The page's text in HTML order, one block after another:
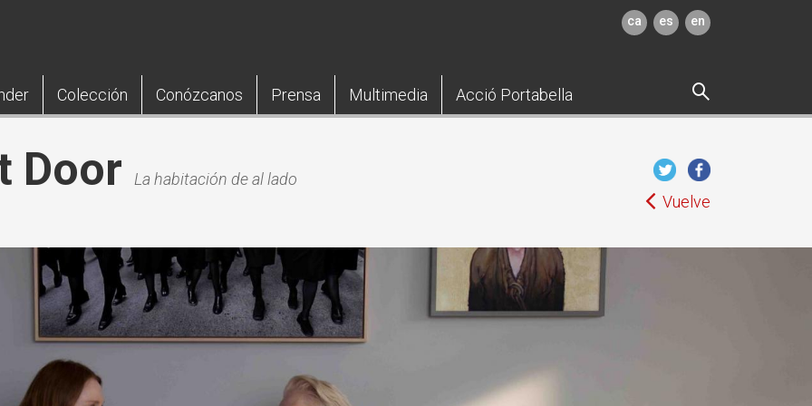
ca es en
Colección Conózcanos Prensa Multimedia Acció Portabella
Door
La habitación de al lado
Vuelve